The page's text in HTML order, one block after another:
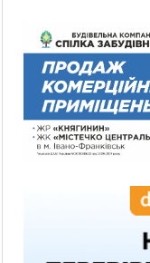
14:31
«Багато
слуханнях в
питання
13:54
5 «тихих»
обстеження
13:30
ФОТО На
приготування
всю історію
Лікування
розпочати
Франківця,